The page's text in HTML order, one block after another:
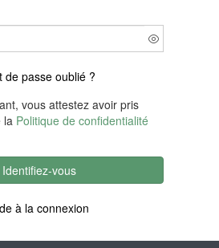
de passe oublié ?
vous attestez avoir pris
la Politique de confidentialité
Identifiez-vous
à la connexion